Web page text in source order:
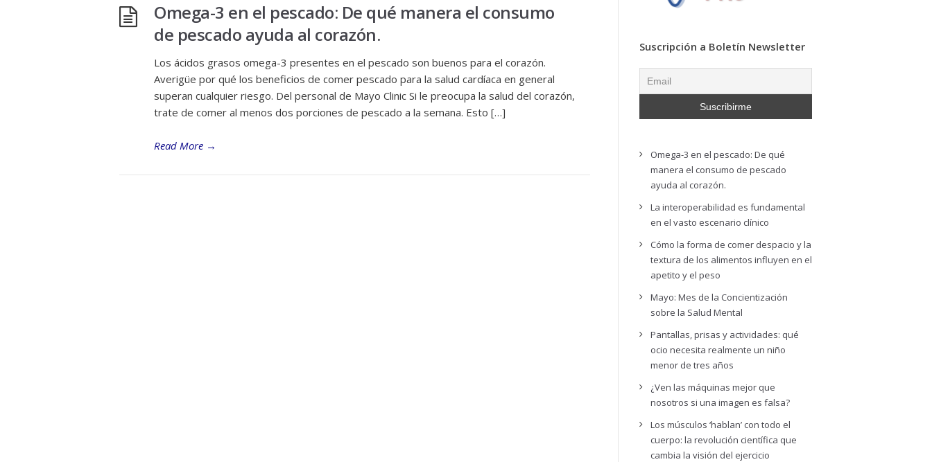
Omega-3 en el pescado: De qué manera el consumo
de pescado ayuda al corazón.
Los ácidos grasos omega-3 presentes en el pescado son buenos para el corazón.
Averigüe por qué los beneficios de comer pescado para la salud cardíaca en general
superan cualquier riesgo. Del personal de Mayo Clinic Si le preocupa la salud del corazón,
trate de comer al menos dos porciones de pescado a la semana. Esto […]
Read More →
Suscripción a Boletín Newsletter
Omega-3 en el pescado: De qué
manera el consumo de pescado
ayuda al corazón.
La interoperabilidad es fundamental
en el vasto escenario clínico
Cómo la forma de comer despacio y la
textura de los alimentos influyen en el
apetito y el peso
Mayo: Mes de la Concientización
sobre la Salud Mental
Pantallas, prisas y actividades: qué
ocio necesita realmente un niño
menor de tres años
¿Ven las máquinas mejor que
nosotros si una imagen es falsa?
Los músculos ‘hablan’ con todo el
cuerpo: la revolución científica que
cambia la visión del ejercicio